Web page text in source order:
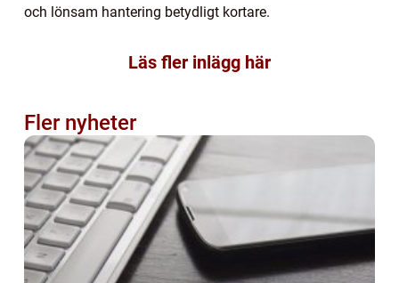
och lönsam hantering betydligt kortare.
Läs fler inlägg här
Fler nyheter